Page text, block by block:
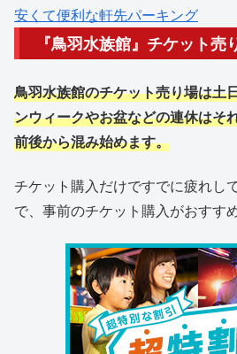
安くて便利な軒先パーキング
『鳥羽水族館』チケット売
鳥羽水族館のチケット売り場は土
ンウィークやお盆などの連休はそ
前後から混み始めます。
チケット購入だけですでに疲れし
で、事前のチケット購入がおすすめ